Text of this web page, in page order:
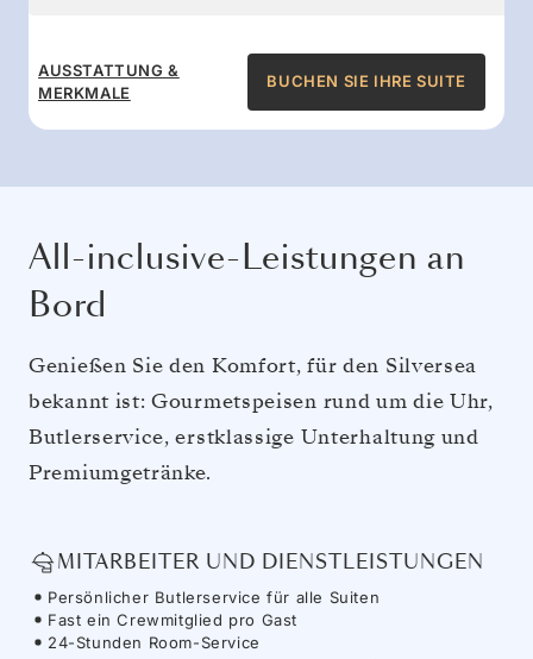
AUSSTATTUNG &
MERKMALE
BUCHEN SIE IHRE SUITE
All-inclusive-Leistungen an
Bord
Genießen Sie den Komfort, für den Silversea
bekannt ist: Gourmetspeisen rund um die Uhr,
Butlerservice, erstklassige Unterhaltung und
Premiumgetränke.
MITARBEITER UND DIENSTLEISTUNGEN
Persönlicher Butlerservice für alle Suiten
Fast ein Crewmitglied pro Gast
24-Stunden Room-Service